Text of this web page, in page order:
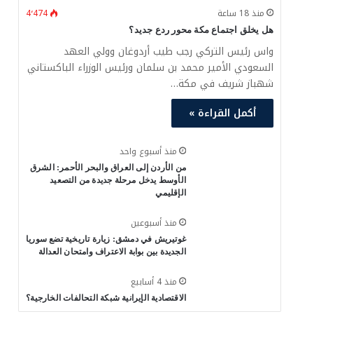
منذ 18 ساعة 4٬474
هل يخلق اجتماع مكة محور ردع جديد؟
واس رئيس التركي رجب طيب أردوغان وولي العهد
السعودي الأمير محمد بن سلمان ورئيس الوزراء الباكستاني
شهباز شريف في مكة…
أكمل القراءة »
منذ أسبوع واحد
من الأردن إلى العراق والبحر الأحمر: الشرق
الأوسط يدخل مرحلة جديدة من التصعيد
الإقليمي
منذ أسبوعين
غوتيريش في دمشق: زيارة تاريخية تضع سوريا
الجديدة بين بوابة الاعتراف وامتحان العدالة
منذ 4 أسابيع
الاقتصادية الإيرانية شبكة التحالفات الخارجية؟